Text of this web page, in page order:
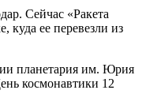
Сейчас «Ракета
куда ее перевезли из
планетария им. Юрия
космонавтики 12